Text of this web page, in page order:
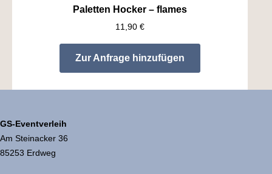
Paletten Hocker – flames
11,90 €
Zur Anfrage hinzufügen
GS-Eventverleih
Am Steinacker 36
85253 Erdweg